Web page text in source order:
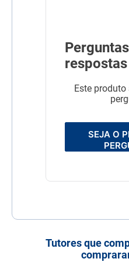
respostas
Este
SEJA O
Tutores que